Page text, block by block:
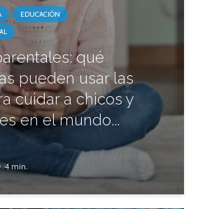
EDUCACIÓN
qué
pueden usar las
cuidar a chicos y
en el mundo...
4 min.